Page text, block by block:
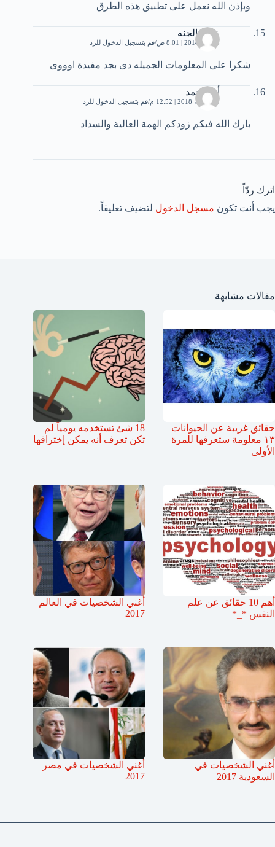
وبإذن الله نعمل على تطبيق هذه الطرق
عطر الجنه
3 مايو، 2014 | 8:01 ص قم بتسجيل الدخول للرد
شكرا على المعلومات الجميله دى بجد مفيدة اوووى
أبو محمد
11 أبريل، 2018 | 12:52 م قم بتسجيل الدخول للرد
بارك الله فيكم زودكم الهمة العالية والسداد
اترك ردّاً
يجب أنت تكون مسجل الدخول لتضيف تعليقاً.
مقالات مشابهة
حقائق غريبة عن الحيوانات
١٣ معلومة ستعرفها للمرة
الأولى
18 شئ تستخدمه يومياً لم
تكن تعرف أنه يمكن إختراقها
أهم 10 حقائق عن علم
النفس *_*
أغني الشخصيات في العالم
2017
أغني الشخصيات في
السعودية 2017
أغني الشخصيات في مصر
2017